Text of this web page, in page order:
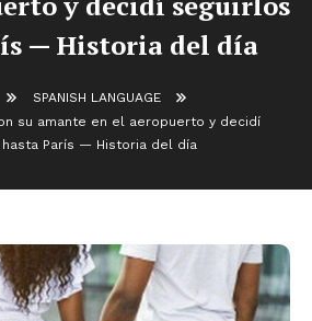
— Historia del día
SPANISH LANGUAGE
su amante en el aeropuerto y decidí
París — Historia del día